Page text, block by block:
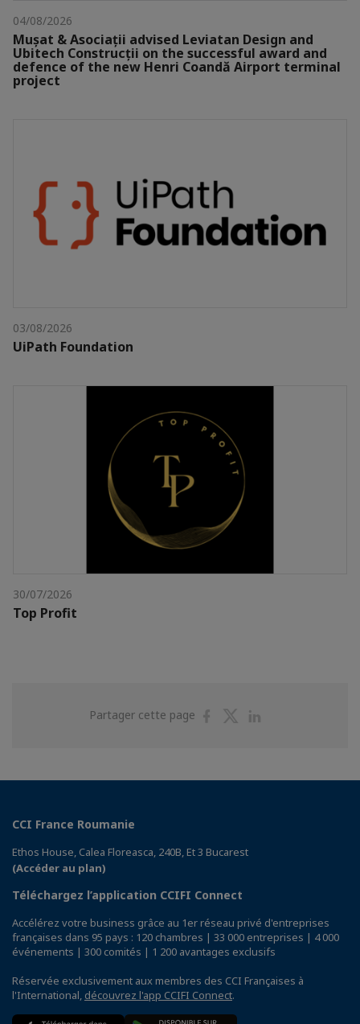
04/08/2026
Mușat & Asociații advised Leviatan Design and
Ubitech Construcții on the successful award and
defence of the new Henri Coandă Airport terminal
project
03/08/2026
UiPath Foundation
30/07/2026
Top Profit
Partager cette page
PartagerPartager
CCI France Roumanie
Ethos House, Calea Floreasca, 240B, Et 3 Bucarest
(Accéder au plan)
Téléchargez l’application CCIFI Connect
Accélérez votre business grâce au 1er réseau privé d'entreprises
françaises dans 95 pays : 120 chambres | 33 000 entreprises | 4 000
événements | 300 comités | 1 200 avantages exclusifs
Réservée exclusivement aux membres des CCI Françaises à
l'International, découvrez l'app CCIFI Connect.